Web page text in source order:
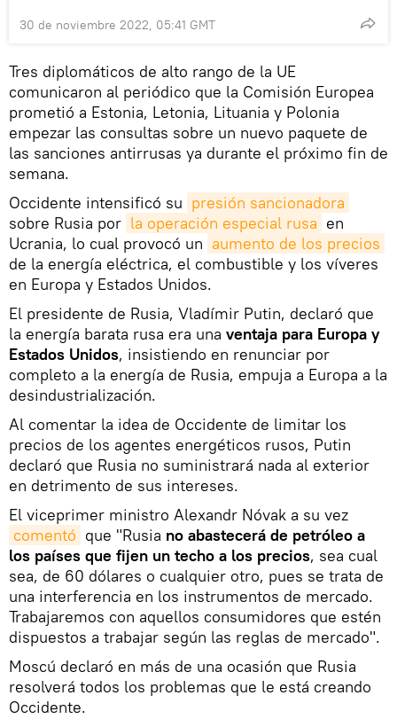
30 de noviembre 2022, 05:41 GMT
Tres diplomáticos de alto rango de la UE
comunicaron al periódico que la Comisión Europea
prometió a Estonia, Letonia, Lituania y Polonia
empezar las consultas sobre un nuevo paquete de
las sanciones antirrusas ya durante el próximo fin de
semana.
Occidente intensificó su presión sancionadora
sobre Rusia por la operación especial rusa en
Ucrania, lo cual provocó un aumento de los precios
de la energía eléctrica, el combustible y los víveres
en Europa y Estados Unidos.
El presidente de Rusia, Vladímir Putin, declaró que
la energía barata rusa era una ventaja para Europa y
Estados Unidos, insistiendo en renunciar por
completo a la energía de Rusia, empuja a Europa a la
desindustrialización.
Al comentar la idea de Occidente de limitar los
precios de los agentes energéticos rusos, Putin
declaró que Rusia no suministrará nada al exterior
en detrimento de sus intereses.
El viceprimer ministro Alexandr Nóvak a su vez
comentó que "Rusia no abastecerá de petróleo a
los países que fijen un techo a los precios, sea cual
sea, de 60 dólares o cualquier otro, pues se trata de
una interferencia en los instrumentos de mercado.
Trabajaremos con aquellos consumidores que estén
dispuestos a trabajar según las reglas de mercado".
Moscú declaró en más de una ocasión que Rusia
resolverá todos los problemas que le está creando
Occidente.